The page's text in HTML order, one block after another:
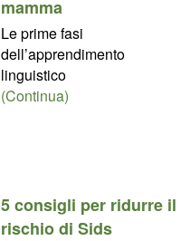
mamma
Le prime fasi
dell’apprendimento
linguistico
(Continua)
5 consigli per ridurre il
rischio di Sids